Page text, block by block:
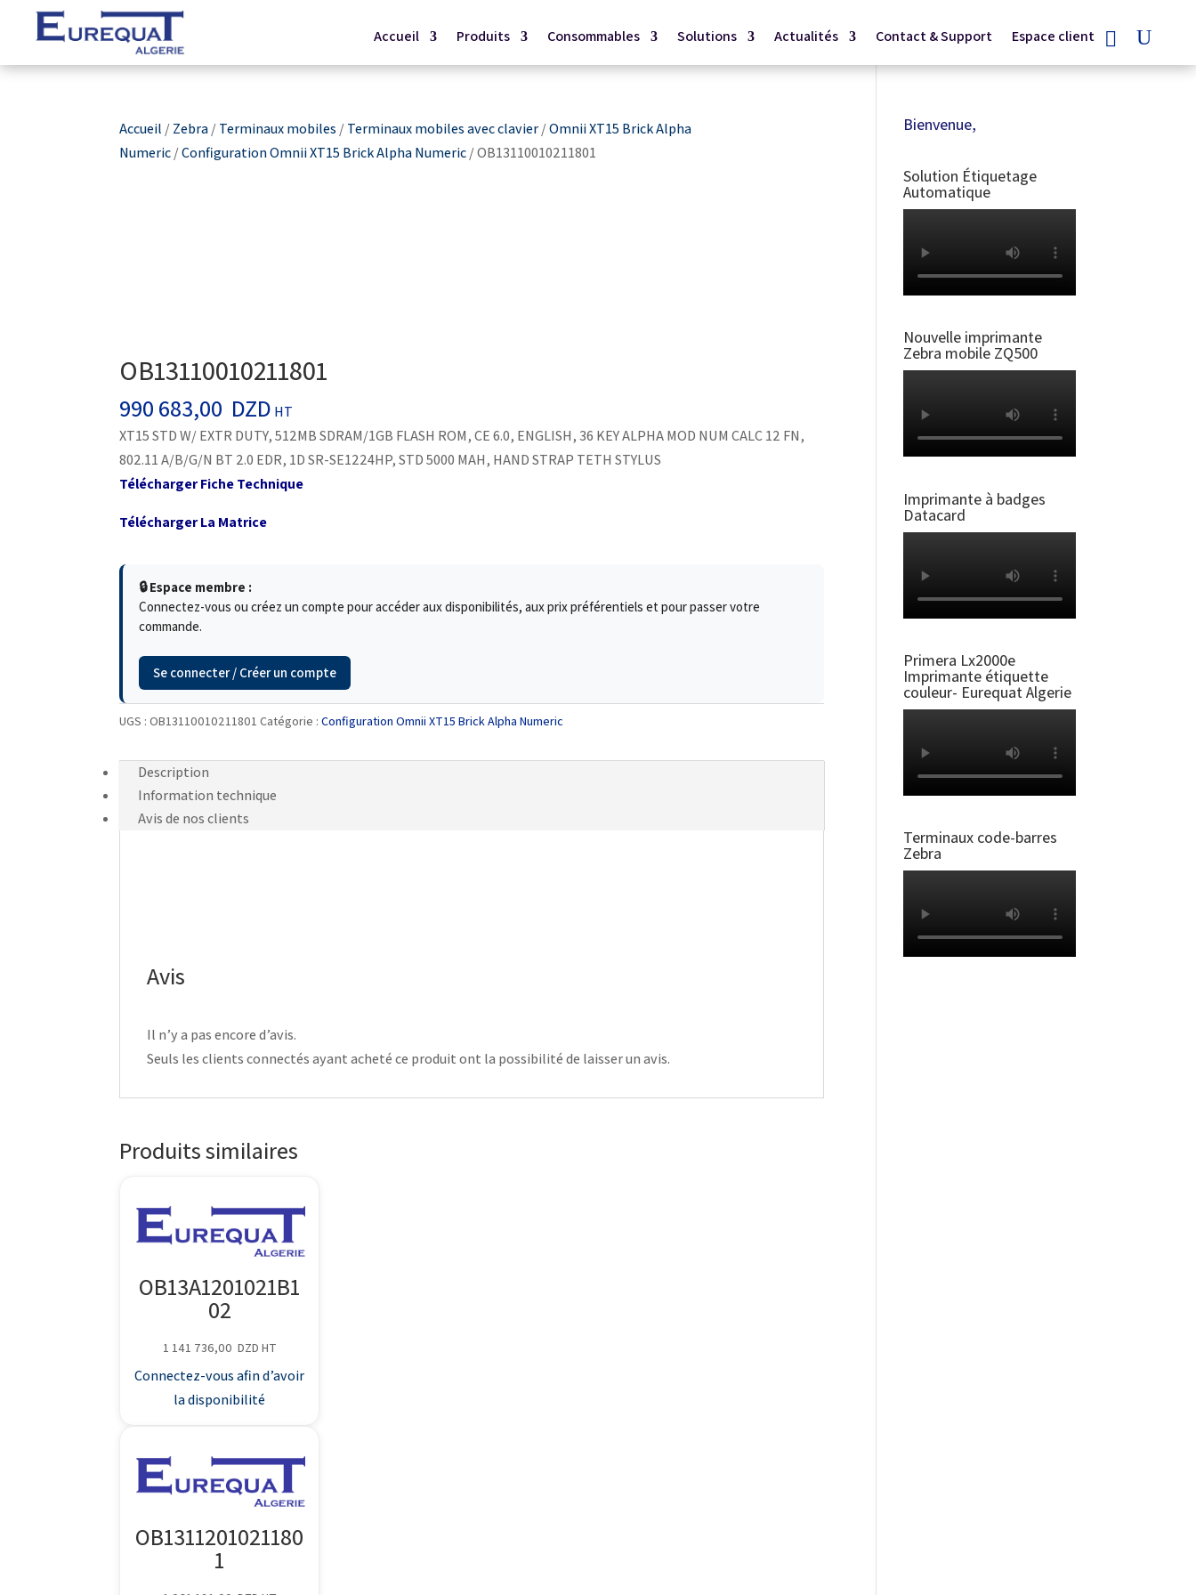
Accueil Produits Consommables Solutions Actualités Contact & Support Espace client
Accueil /Zebra/Terminaux mobiles /Terminaux mobiles avec clavier/Omnii XT15 Brick Alpha
Numeric/Configuration Omnii XT15 Brick Alpha Numeric/ OB13110010211801
OB13110010211801
990 683,00 DZD HT
XT15 STD W/ EXTR DUTY, 512MB SDRAM/1GB FLASH ROM, CE 6.0, ENGLISH, 36 KEY ALPHA MOD NUM CALC 12 FN,
802.11 A/B/G/N BT 2.0 EDR, 1D SR-SE1224HP, STD 5000 MAH, HAND STRAP TETH STYLUS
Télécharger Fiche Technique
Télécharger La Matrice
🔒 Espace membre :
Connectez-vous ou créez un compte pour accéder aux disponibilités, aux prix préférentiels et pour passer votre
commande.
Se connecter / Créer un compte
UGS :OB13110010211801 Catégorie :Configuration Omnii XT15 Brick Alpha Numeric
Description
Information technique
Avis de nos clients
Avis
Il n’y a pas encore d’avis.
Seuls les clients connectés ayant acheté ce produit ont la possibilité de laisser un avis.
Produits similaires
OB13A1201021B1
02
1 141 736,00 DZD HT
Connectez-vous afin d’avoir
la disponibilité
OB1311201021180
1
Bienvenue,
Solution Étiquetage
Automatique
Nouvelle imprimante
Zebra mobile ZQ500
Imprimante à badges
Datacard
Primera Lx2000e
Imprimante étiquette
couleur- Eurequat Algerie
Terminaux code-barres
Zebra